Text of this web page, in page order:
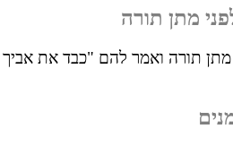
מתן תורה
מתן תורה ואמר להם "כבד את